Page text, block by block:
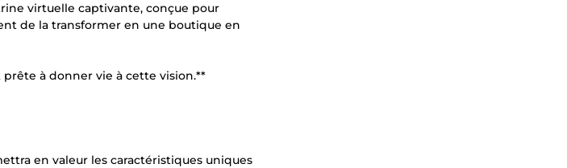
virtuelle captivante, conçue pour
de la transformer en une boutique en
à donner vie à cette vision.**
en valeur les caractéristiques uniques